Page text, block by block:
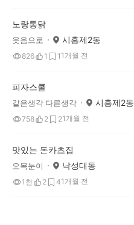
노랑통닭
웃음으로 시흥제2동
826 1 1 1개월 전
피자스쿨
같은생각 다른생각 시흥제2동
758 2 21개월 전
맛있는 돈카츠집
오목눈이 낙성대동
1천 2 41개월 전